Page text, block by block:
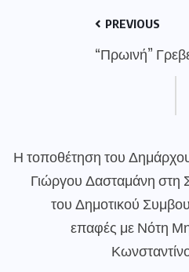
PREVIOUS
“Πρωινή”
Η τοποθέτηση του
Γιώργου Δασταμάνη στη
του Δημοτικού
επαφές με Νότη